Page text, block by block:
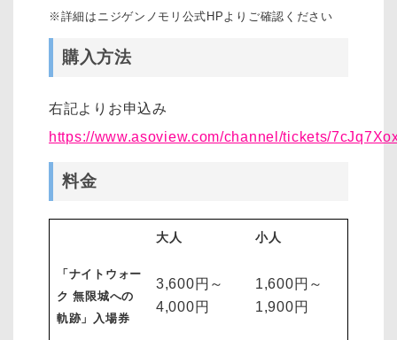
※詳細はニジゲンノモリ公式HPよりご確認ください
購入方法
右記よりお申込み
https://www.asoview.com/channel/tickets/
料金
大人 小人
「ナイトウォー
ク 無限城への
軌跡」入場券
3,600円～
4,000円
1,600円～
1,900円